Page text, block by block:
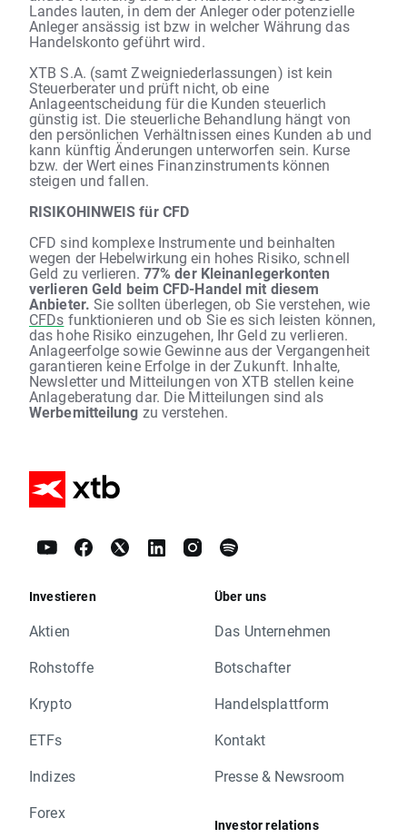
Landes lauten, in dem der Anleger oder potenzielle
Anleger ansässig ist bzw in welcher Währung das
Handelskonto geführt wird.
XTB S.A. (samt Zweigniederlassungen) ist kein
Steuerberater und prüft nicht, ob eine
Anlageentscheidung für die Kunden steuerlich
günstig ist. Die steuerliche Behandlung hängt von
den persönlichen Verhältnissen eines Kunden ab und
kann künftig Änderungen unterworfen sein. Kurse
bzw. der Wert eines Finanzinstruments können
steigen und fallen.
RISIKOHINWEIS für CFD
CFD sind komplexe Instrumente und beinhalten
wegen der Hebelwirkung ein hohes Risiko, schnell
Geld zu verlieren. 77% der Kleinanlegerkonten
verlieren Geld beim CFD-Handel mit diesem
Anbieter. Sie sollten überlegen, ob Sie verstehen, wie
CFDs funktionieren und ob Sie es sich leisten können,
das hohe Risiko einzugehen, Ihr Geld zu verlieren.
Anlageerfolge sowie Gewinne aus der Vergangenheit
garantieren keine Erfolge in der Zukunft. Inhalte,
Newsletter und Mitteilungen von XTB stellen keine
Anlageberatung dar. Die Mitteilungen sind als
Werbemitteilung zu verstehen.
Investieren
Aktien
Rohstoffe
Krypto
ETFs
Indizes
Forex
Über uns
Das Unternehmen
Botschafter
Handelsplattform
Kontakt
Presse & Newsroom
Investor relations